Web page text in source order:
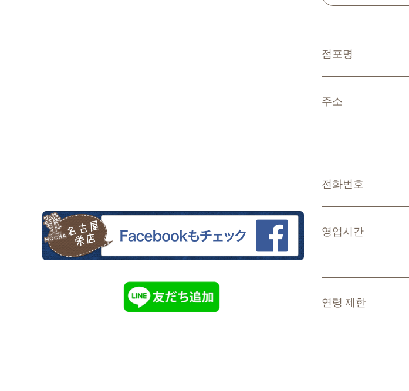
점포명
주소
전화번호
영업시간
연령 제한